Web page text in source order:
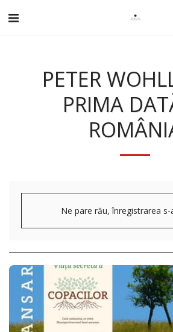
PETER
PRIMA
Ne pare rău, înregistrarea s-